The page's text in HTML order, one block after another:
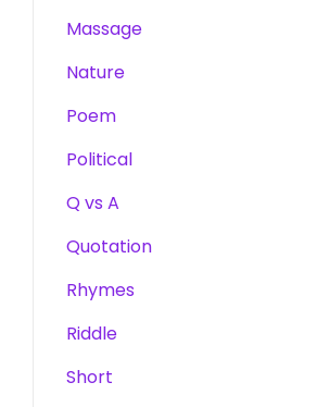
Massage
Nature
Poem
Political
Q vs A
Quotation
Rhymes
Riddle
Short